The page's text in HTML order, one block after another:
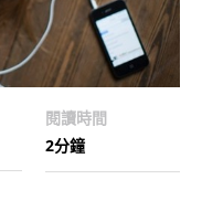
閱讀時間
2分鐘